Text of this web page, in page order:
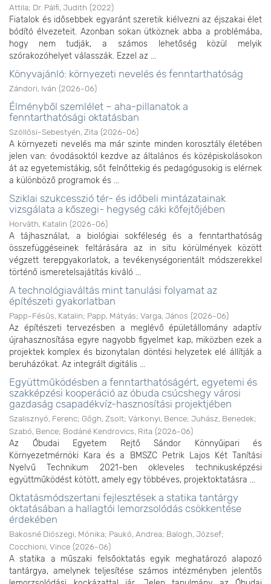
Attila; Dr. Pálfi, Judith (2022)
Fiatalok és idősebbek egyaránt szeretik kiélvezni az éjszakai élet
bódító élvezeteit. Azonban sokan ütköznek abba a problémába,
hogy nem tudják, a számos lehetőség közül melyik
szórakozóhelyet válasszák. Ezzel az ...
Könyvajánló: környezeti nevelés és fenntarthatóság
Zándori, Iván (2026-06)
Élményből szemlélet – aha-pillanatok a
fenntarthatósági oktatásban
Szöllősi-Sebestyén, Zita (2026-06)
A környezeti nevelés ma már szinte minden korosztály életében
jelen van: óvodásoktól kezdve az általános és középiskolásokon
át az egyetemistákig, sőt felnőttekig és pedagógusokig is elérnek
a különböző programok és ...
Sziklai szukcesszió tér- és időbeli mintázatainak
vizsgálata a kőszegi- hegység cáki kőfejtőjében
Horváth, Katalin (2026-06)
A tájhasználat, a biológiai sokféleség és a fenntarthatóság
összefüggéseinek feltárására az in situ körülmények között
végzett terepgyakorlatok, a tevékenységorientált módszerekkel
történő ismeretelsajátítás kiváló ...
A technológiaváltás mint tanulási folyamat az
építészeti gyakorlatban
Papp-Fésűs, Katalin; Papp, Mátyás; Varga, János (2026-06)
Az építészeti tervezésben a meglévő épületállomány adaptív
újrahasznosítása egyre nagyobb figyelmet kap, miközben ezek a
projektek komplex és bizonytalan döntési helyzetek elé állítják a
beruházókat. Az integrált digitális ...
Együttműködésben a fenntarthatóságért, egyetemi és
szakképzési kooperáció az óbuda csúcshegy városi
gazdaság csapadékvíz-hasznosítási projektjében
Szalisznyó, Ferenc; Gőgh, Zsolt; Várkonyi, Bence; Juhász, Benedek;
Szabó, Bence; Bodáné Kendrovics, Rita (2026-06)
Az Óbudai Egyetem Rejtő Sándor Könnyűipari és
Környezetmérnöki Kara és a BMSZC Petrik Lajos Két Tanítási
Nyelvű Technikum 2021-ben okleveles technikusképzési
együttműködést kötött, amely egy többéves, projektoktatásra ...
Oktatásmódszertani fejlesztések a statika tantárgy
oktatásában a hallagtói lemorzsolódás csökkentése
érdekében
Bakosné Diószegi, Mónika; Paukó, Andrea; Balogh, József;
Cocchioni, Vince (2026-06)
A statika a műszaki felsőoktatás egyik meghatározó alapozó
tantárgya, amelynek teljesítése számos intézményben jelentős